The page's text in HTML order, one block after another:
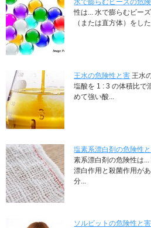
性は... 水で膨らむビー
（または直方体）をした
王水の危険性と害 王水
塩酸を 1 : 3 の体積比で
めて強い酸...
塩素系漂白剤の危険性
素系漂白剤の危険性は
漂白作用と殺菌作用が
分...
ソルビットの危険性と